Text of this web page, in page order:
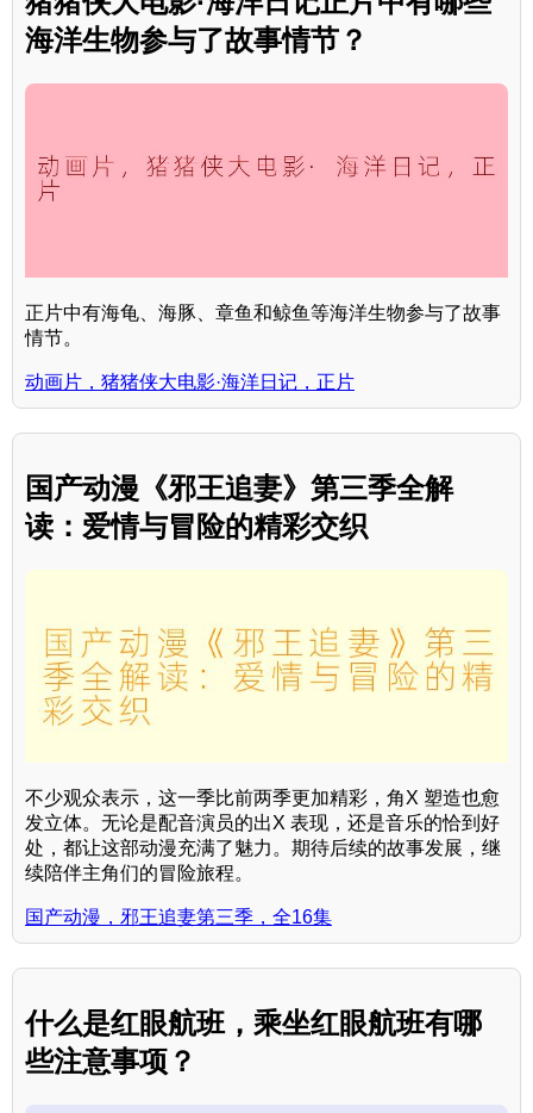
海洋生物参与了故事情节？
正片中有海龟、海豚、章鱼和鲸鱼等海洋生物参与了故事
情节。
动画片，猪猪侠大电影·海洋日记，正片
国产动漫《邪王追妻》第三季全解
读：爱情与冒险的精彩交织
不少观众表示，这一季比前两季更加精彩，角X 塑造也愈
发立体。无论是配音演员的出X 表现，还是音乐的恰到好
处，都让这部动漫充满了魅力。期待后续的故事发展，继
续陪伴主角们的冒险旅程。
国产动漫，邪王追妻第三季，全16集
什么是红眼航班，乘坐红眼航班有哪
些注意事项？